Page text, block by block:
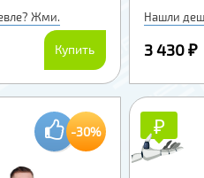
Жми.
Купить
Нашли
3 430 ₽
-30% ₽₽